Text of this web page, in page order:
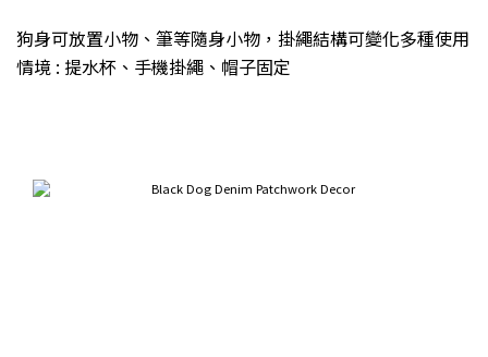
狗身可放置小物、筆等隨身小物，掛繩結構可變化多種使用
情境 : 提水杯、手機掛繩、帽子固定